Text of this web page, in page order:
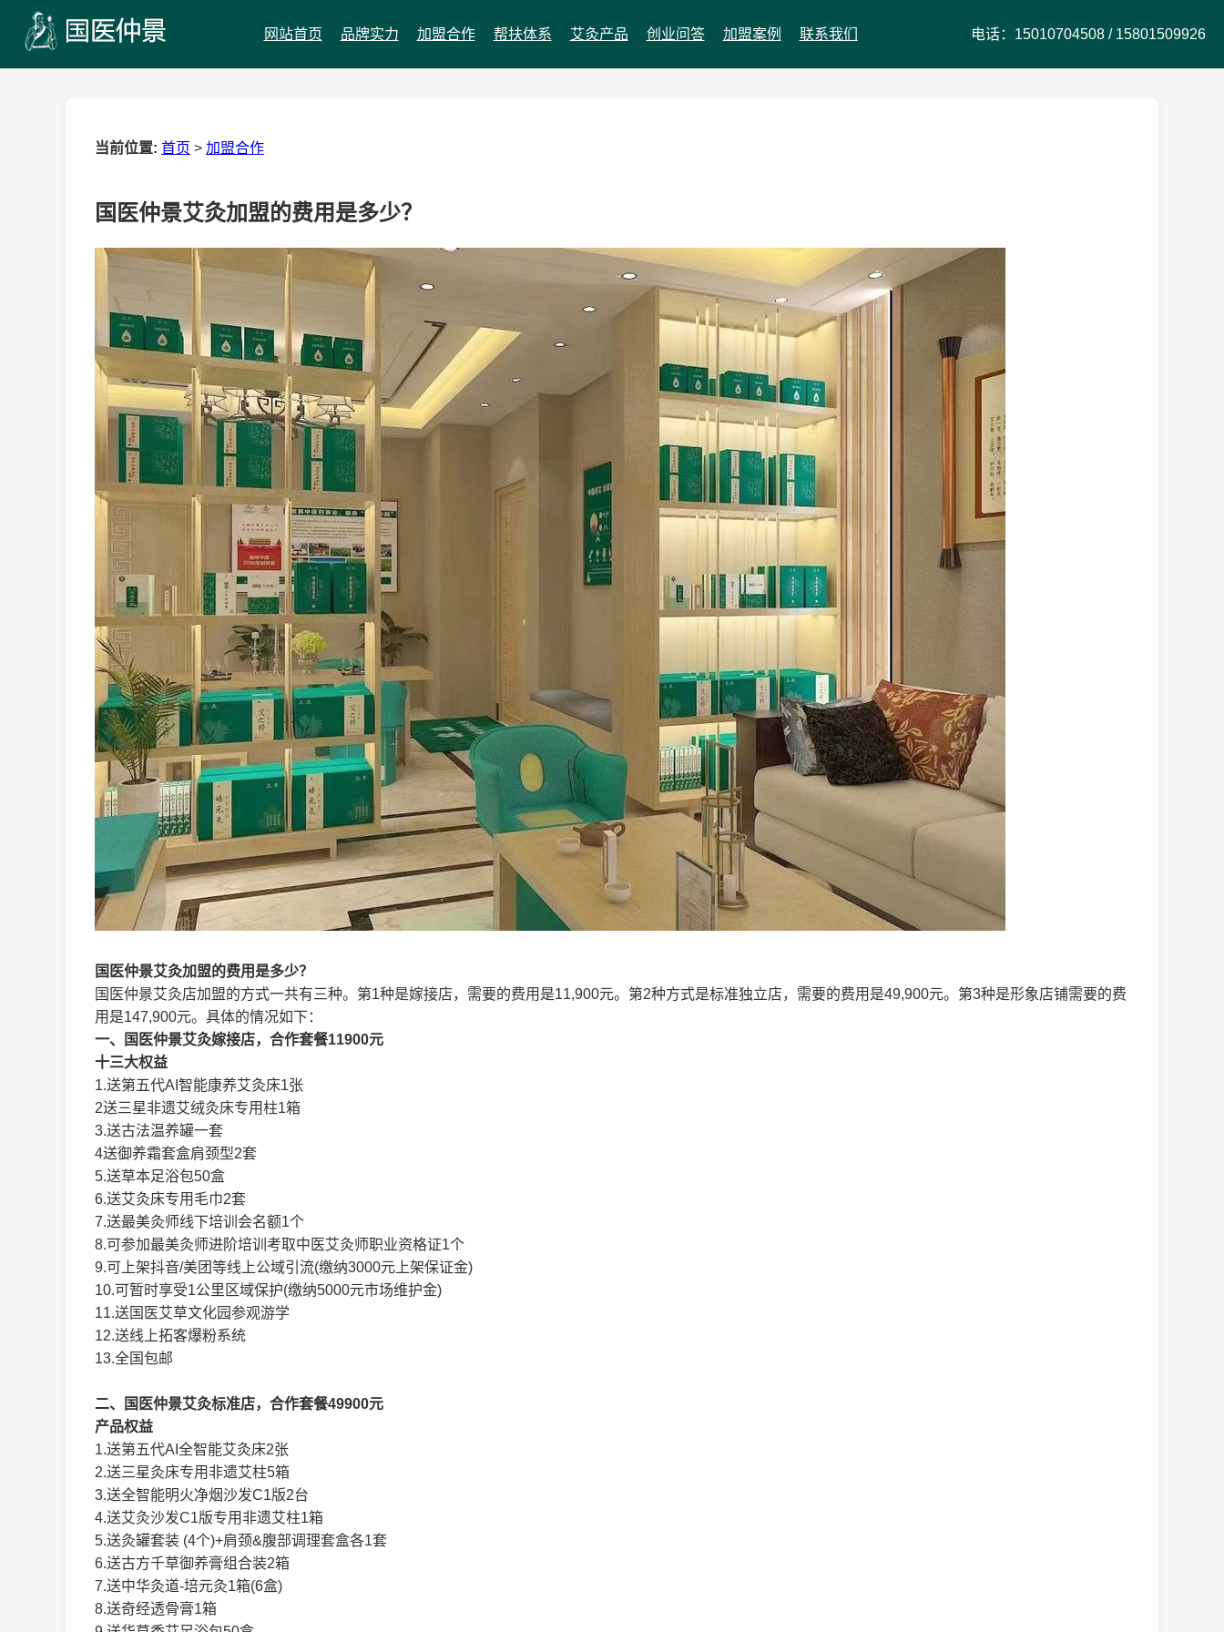
网站首页 品牌实力 加盟合作 帮扶体系 艾灸产品 创业问答 加盟案例 联系我们 电话： 15010704508 / 15801509926
当前位置: 首页 > 加盟合作
国医仲景艾灸加盟的费用是多少？
国医仲景艾灸加盟的费用是多少？
国医仲景艾灸店加盟的方式一共有三种。第1种是嫁接店，需要的费用是11,900元。第2种方式是标准独立店，需要的费用是49,900元。第3种是形象店铺需要的费
用是147,900元。具体的情况如下：
一、国医仲景艾灸嫁接店，合作套餐11900元
十三大权益
1.送第五代AI智能康养艾灸床1张
2送三星非遗艾绒灸床专用柱1箱
3.送古法温养罐一套
4送御养霜套盒肩颈型2套
5.送草本足浴包50盒
6.送艾灸床专用毛巾2套
7.送最美灸师线下培训会名额1个
8.可参加最美灸师进阶培训考取中医艾灸师职业资格证1个
9.可上架抖音/美团等线上公域引流(缴纳3000元上架保证金)
10.可暂时享受1公里区域保护(缴纳5000元市场维护金)
11.送国医艾草文化园参观游学
12.送线上拓客爆粉系统
13.全国包邮
二、国医仲景艾灸标准店，合作套餐49900元
产品权益
1.送第五代AI全智能艾灸床2张
2.送三星灸床专用非遗艾柱5箱
3.送全智能明火净烟沙发C1版2台
4.送艾灸沙发C1版专用非遗艾柱1箱
5.送灸罐套装 (4个)+肩颈&腹部调理套盒各1套
6.送古方千草御养膏组合装2箱
7.送中华灸道-培元灸1箱(6盒)
8.送奇经透骨膏1箱